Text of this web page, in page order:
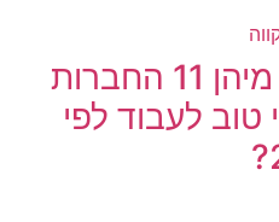
שווה לקום בבוקר: מיהן 11 החברות
לעבוד לפי